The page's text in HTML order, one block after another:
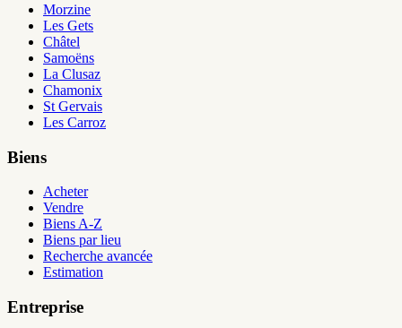
Morzine
Les Gets
Châtel
Samoëns
La Clusaz
Chamonix
St Gervais
Les Carroz
Biens
Acheter
Vendre
Biens A-Z
Biens par lieu
Recherche avancée
Estimation
Entreprise